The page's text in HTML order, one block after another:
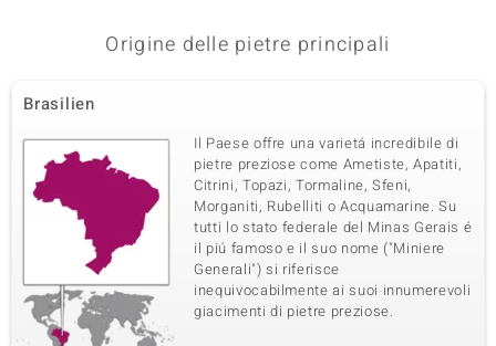
Origine delle pietre principali
Brasilien
Il Paese offre una varietá incredibile di
pietre preziose come Ametiste, Apatiti,
Citrini, Topazi, Tormaline, Sfeni,
Morganiti, Rubelliti o Acquamarine. Su
tutti lo stato federale del Minas Gerais é
il piú famoso e il suo nome ("Miniere
Generali") si riferisce
inequivocabilmente ai suoi innumerevoli
giacimenti di pietre preziose.